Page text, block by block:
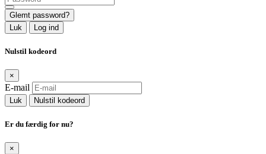
Glemt password?
Luk
Log ind
Nulstil kodeord
×
E-mail
Luk Nulstil kodeord
Er du færdig for nu?
×